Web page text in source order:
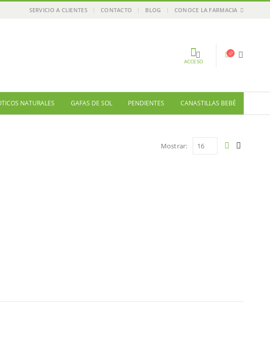
SERVICIO A CLIENTES CONTACTO BLOG CONOCE LA FARMACIA
ACCESO
NATURALES GAFAS DE SOL PENDIENTES CANASTILLAS BEBÉ
Mostrar: